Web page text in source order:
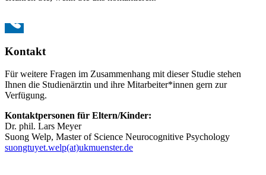
Kontakt
Für weitere Fragen im Zusammenhang mit dieser Studie stehen
Ihnen die Studienärztin und ihre Mitarbeiter*innen gern zur
Verfügung.
Kontaktpersonen für Eltern/Kinder:
Dr. phil. Lars Meyer
Suong Welp, Master of Science Neurocognitive Psychology
suongtuyet.welp(at)ukmuenster.de